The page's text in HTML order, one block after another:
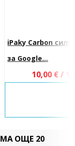
iPaky Carbon
за Google...
10,00 € /
ОЩЕ 20